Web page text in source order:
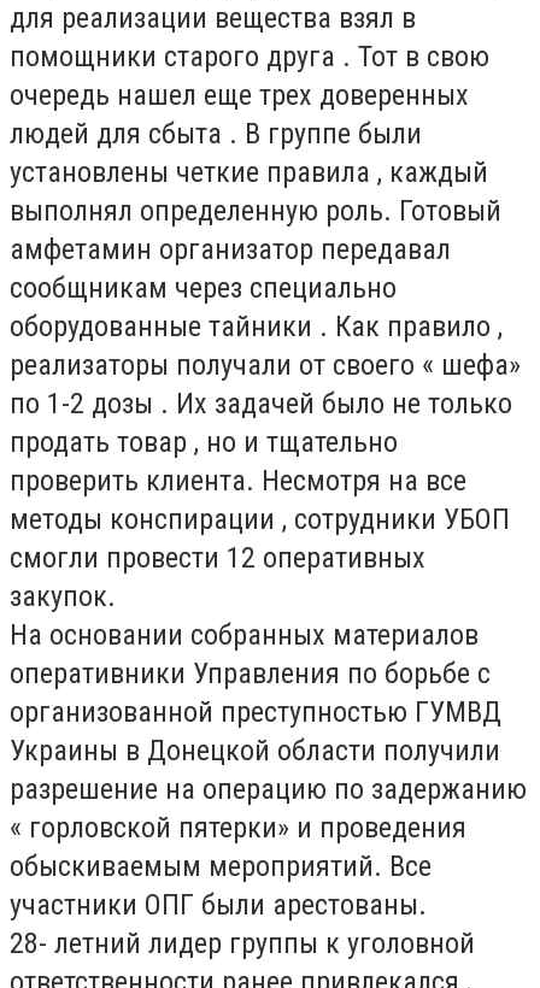
для реализации вещества взял в
помощники старого друга . Тот в свою
очередь нашел еще трех доверенных
людей для сбыта . В группе были
установлены четкие правила , каждый
выполнял определенную роль. Готовый
амфетамин организатор передавал
сообщникам через специально
оборудованные тайники . Как правило ,
реализаторы получали от своего « шефа»
по 1-2 дозы . Их задачей было не только
продать товар , но и тщательно
проверить клиента. Несмотря на все
методы конспирации , сотрудники УБОП
смогли провести 12 оперативных
закупок.
На основании собранных материалов
оперативники Управления по борьбе с
организованной преступностью ГУМВД
Украины в Донецкой области получили
разрешение на операцию по задержанию
« горловской пятерки» и проведения
обыскиваемым мероприятий. Все
участники ОПГ были арестованы.
28- летний лидер группы к уголовной